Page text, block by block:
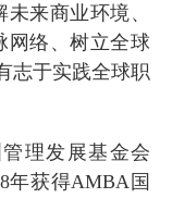
来商业环境、
网络、树立全球
志于实践全球职
理发展基金会
年获得AMBA 国